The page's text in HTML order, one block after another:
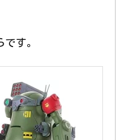
す。